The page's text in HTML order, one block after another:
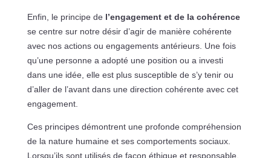
Enfin, le principe de l’engagement et de la cohérence
se centre sur notre désir d’agir de manière cohérente
avec nos actions ou engagements antérieurs. Une fois
qu’une personne a adopté une position ou a investi
dans une idée, elle est plus susceptible de s’y tenir ou
d’aller de l’avant dans une direction cohérente avec cet
engagement.
Ces principes démontrent une profonde compréhension
de la nature humaine et ses comportements sociaux.
Lorsqu’ils sont utilisés de façon éthique et responsable,